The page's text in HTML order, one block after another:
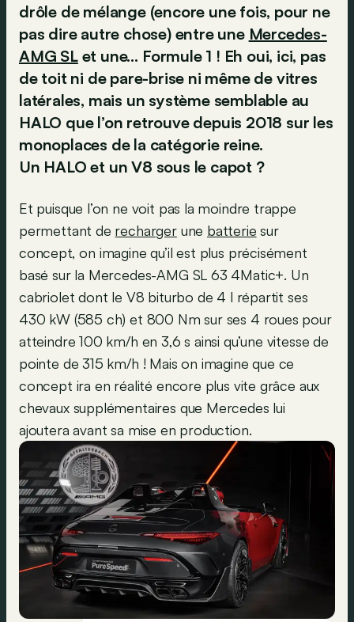
drôle de mélange (encore une fois, pour ne
pas dire autre chose) entre une Mercedes-
AMG SLet une… Formule 1 ! Eh oui, ici, pas
de toit ni de pare-brise ni même de vitres
latérales, mais un système semblable au
HALO que l’on retrouve depuis 2018 sur les
monoplaces de la catégorie reine.
Un HALO et un V8 sous le capot ?
Et puisque l’on ne voit pas la moindre trappe
permettant de rechargerune batterie sur
concept, on imagine qu’il est plus précisément
basé sur la Mercedes-AMG SL 63 4Matic+. Un
cabriolet dont le V8 biturbo de 4 l répartit ses
430 kW (585 ch) et 800 Nm sur ses 4 roues pour
atteindre 100 km/h en 3,6 s ainsi qu’une vitesse de
pointe de 315 km/h ! Mais on imagine que ce
concept ira en réalité encore plus vite grâce aux
chevaux supplémentaires que Mercedes lui
ajoutera avant sa mise en production.